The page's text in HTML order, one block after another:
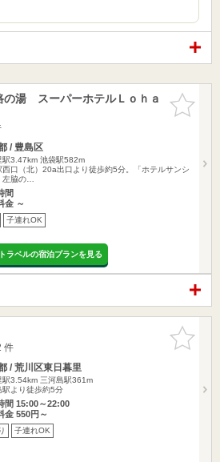
お気に入
りに追加
湯 スーパーホテルＬｏｈａ
/ 豊島区
駅3.47km 池袋駅582m
西口（北）20a出口より徒歩約5分。「ホテルサンシ
左脇の…
間
金 ～
子連れOK
ラベルの宿泊プランを見る
お気に入
りに追加
件
/ 荒川区東日暮里
駅3.54km 三河島駅361m
駅より徒歩約5分
間 15:00～22:00
金 550円～
子連れOK